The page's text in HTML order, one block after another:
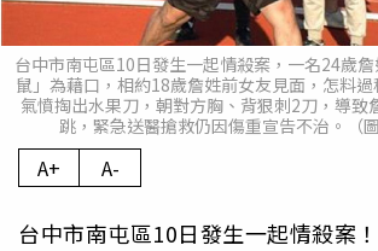
台中市南屯區10日發生一起情殺案，一名24歲
鼠」為藉口，相約18歲詹姓前女友見面，怎料
氣憤掏出水果刀，朝對方胸、背狠刺2刀，導致
跳，緊急送醫搶救仍因傷重宣告不治。（圖
A+ A-
台中市南屯區10日發生一起情殺案